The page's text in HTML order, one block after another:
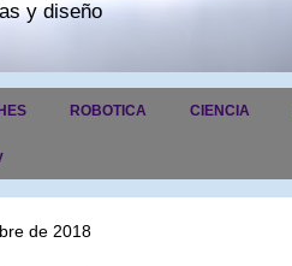
y diseño
ROBOTICA CIENCIA
de 2018